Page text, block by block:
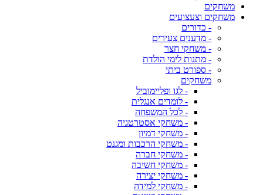
משחקים
משחקים וצעצועים
- כדורים
- מדענים צעירים
- משחקי חצר
- מתנות לימי הולדת
- ספורט ביתי
משחקים
- לגו ופליימוביל
- לומדים אנגלית
- לכל המשפחה
- משחקי אסטרטגיה
- משחקי דמיון
- משחקי הרכבות ומגנט
- משחקי חברה
- משחקי חשיבה
- משחקי יצירה
- משחקי למידה